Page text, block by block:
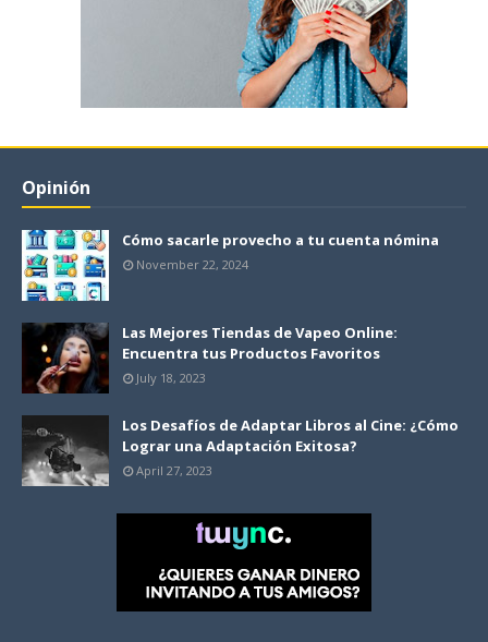
Opinión
Cómo sacarle provecho a tu cuenta nómina
November 22, 2024
Las Mejores Tiendas de Vapeo Online:
Encuentra tus Productos Favoritos
July 18, 2023
Los Desafíos de Adaptar Libros al Cine: ¿Cómo
Lograr una Adaptación Exitosa?
April 27, 2023